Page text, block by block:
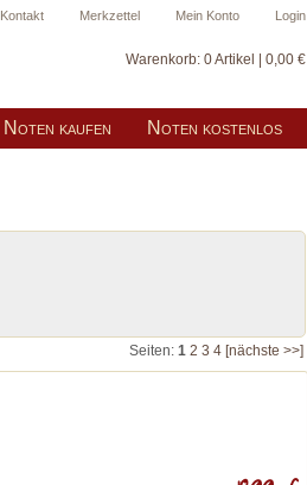
Login
Mein Konto
Merkzettel
Kontakt
Warenkorb: 0 Artikel | 0,00 €
Noten kaufen Noten kostenlos
Seiten: 1 2 3 4 [nächste >>]